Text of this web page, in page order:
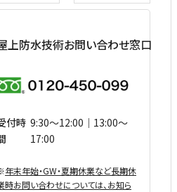
上防水技術お問い合わせ窓口
付時 9:30〜12:00｜13:00〜
17:00
年末年始・GW・夏期休業など⻑期休
時お問い合わせについては、お知ら